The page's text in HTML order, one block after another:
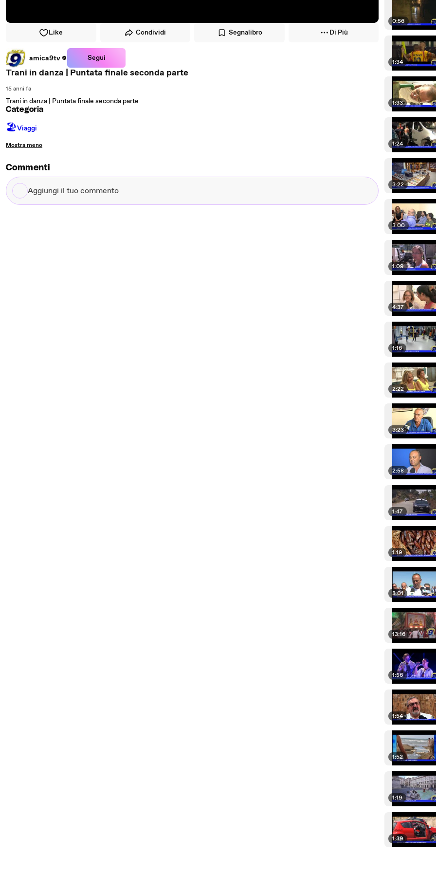
Like Condividi Segnalibro Di Più
amica9tv Segui
Trani in danza | Puntata finale seconda parte
15 anni fa
Trani in danza | Puntata finale seconda parte
Categoria
🏖Viaggi
Mostra meno
Commenti
Aggiungi
il
0:56
1:34
1:33
1:24
3:22
3:00
1:09
4:37
1:16
2:22
3:23
2:58
1:47
1:19
3:01
13:16
1:56
1:54
1:52
1:19
1:39